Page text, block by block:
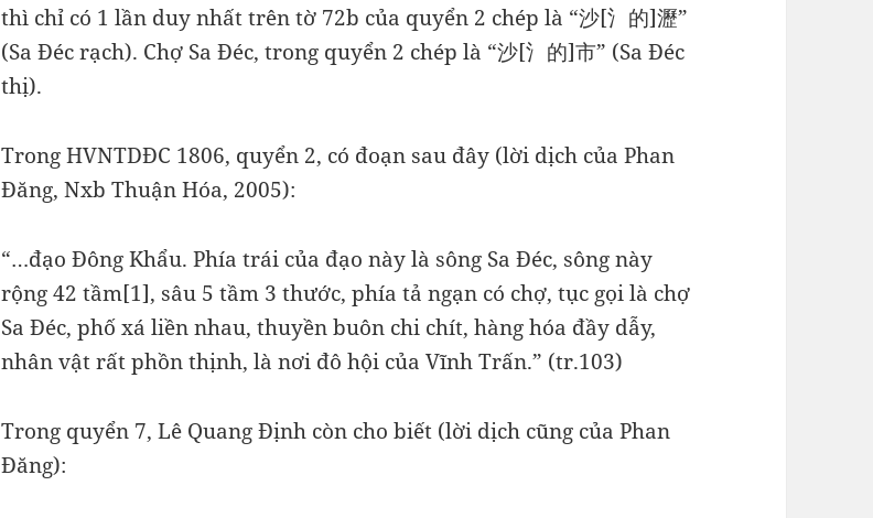
thì chỉ có 1 lần duy nhất trên tờ 72b của quyển 2 chép là “沙[氵的]瀝”
(Sa Đéc rạch). Chợ Sa Đéc, trong quyển 2 chép là “沙[氵的]市” (Sa Đéc
thị).
Trong HVNTDĐC 1806, quyển 2, có đoạn sau đây (lời dịch của Phan
Đăng, Nxb Thuận Hóa, 2005):
“…đạo Đông Khẩu. Phía trái của đạo này là sông Sa Đéc, sông này
rộng 42 tầm[1], sâu 5 tầm 3 thước, phía tả ngạn có chợ, tục gọi là chợ
Sa Đéc, phố xá liền nhau, thuyền buôn chi chít, hàng hóa đầy dẫy,
nhân vật rất phồn thịnh, là nơi đô hội của Vĩnh Trấn.” (tr.103)
Trong quyển 7, Lê Quang Định còn cho biết (lời dịch cũng của Phan
Đăng):